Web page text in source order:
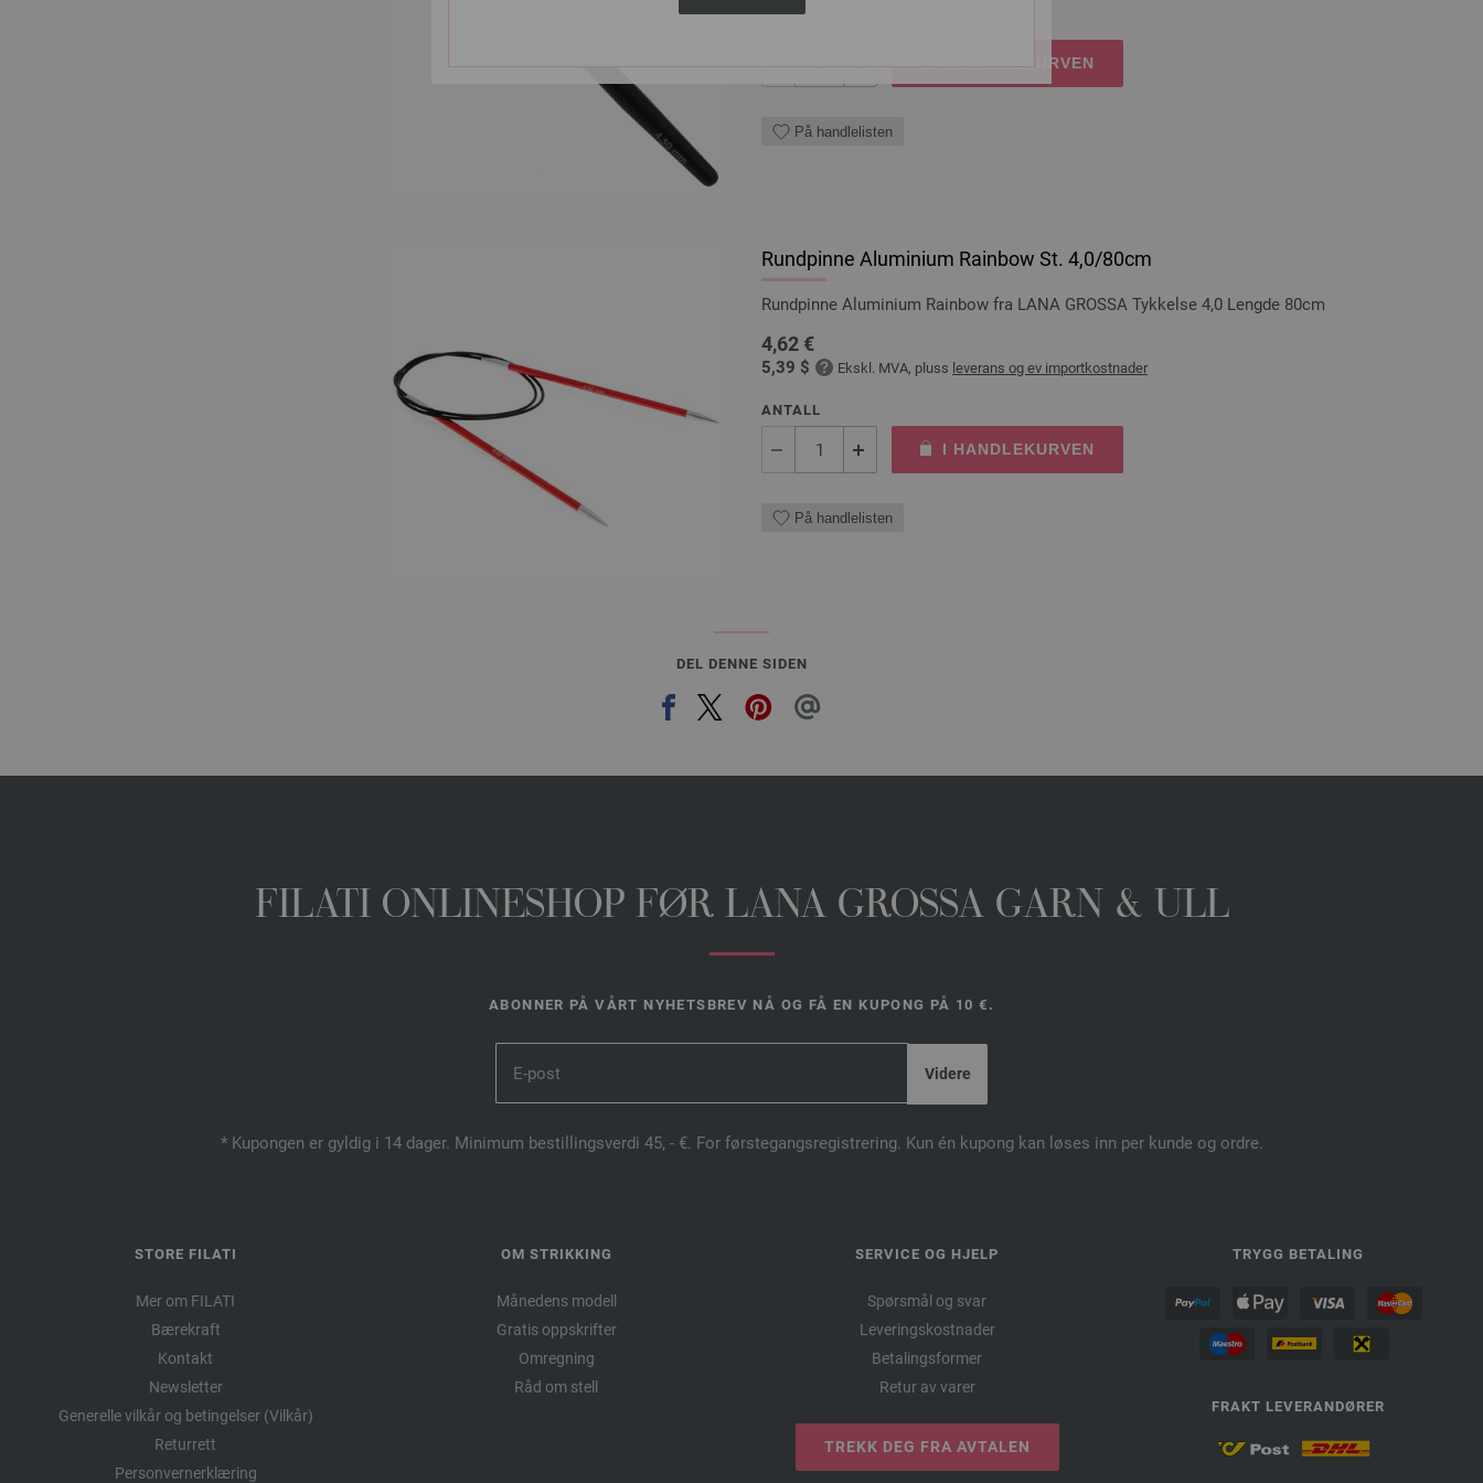
I HANDLEKURVEN
På handlelisten
Rundpinne Aluminium Rainbow St. 4,0/80cm
Rundpinne Aluminium Rainbow fra LANA GROSSA Tykkelse 4,0 Lengde 80cm
4,62 €
5,39 $ Ekskl. MVA, pluss leverans og ev importkostnader
ANTALL
I HANDLEKURVEN
På handlelisten
DEL DENNE SIDEN
FILATI ONLINESHOP FØR LANA GROSSA GARN & ULL
ABONNER PÅ VÅRT NYHETSBREV NÅ OG FÅ EN KUPONG PÅ 10 €.
* Kupongen er gyldig i 14 dager. Minimum bestillingsverdi 45, - €. For førstegangsregistrering. Kun én kupong kan løses inn per kunde og ordre.
STORE FILATI
Mer om FILATI
Bærekraft
Kontakt
Newsletter
Generelle vilkår og betingelser (Vilkår)
Returrett
Personvernerklæring
OM STRIKKING
Månedens modell
Gratis oppskrifter
Omregning
Råd om stell
SERVICE OG HJELP
Spørsmål og svar
Leveringskostnader
Betalingsformer
Retur av varer
TREKK DEG FRA AVTALEN
TRYGG BETALING
FRAKT LEVERANDØRER